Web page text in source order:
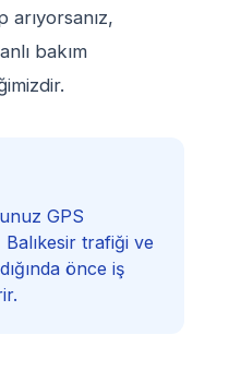
bakım
GPS
trafiği ve
önce iş